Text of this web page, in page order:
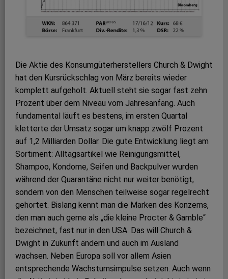
Die Aktie des Konsumgüterherstellers Church & Dwight
hat den Kursrückschlag von März bereits wieder
komplett aufgeholt. Aktuell steht sie sogar fast zehn
Prozent über dem Niveau vom Jahresanfang. Auch
fundamental läuft es bestens, im ersten Quartal
kletterte der Umsatz sogar um knapp zwölf Prozent
auf 1,2 Milliarden Dollar. Die gute Entwicklung liegt am
Sortiment: Alltagsartikel wie Reinigungsmittel,
Shampoo, Kondome, Seifen und Backpulver wurden
während der Quarantäne nicht nur weiter benötigt,
sondern von den Menschen teilweise sogar regelrecht
gehortet. Bislang kennt man die Marken des Konzerns,
den man auch gerne als „die kleine Procter & Gamble“
bezeichnet, fast nur in den USA. Das will Church &
Dwight in Zukunft ändern und auch im Ausland
wachsen. Neben Europa soll vor allem Asien
entsprechende Wachstumsimpulse setzen. Auch wenn